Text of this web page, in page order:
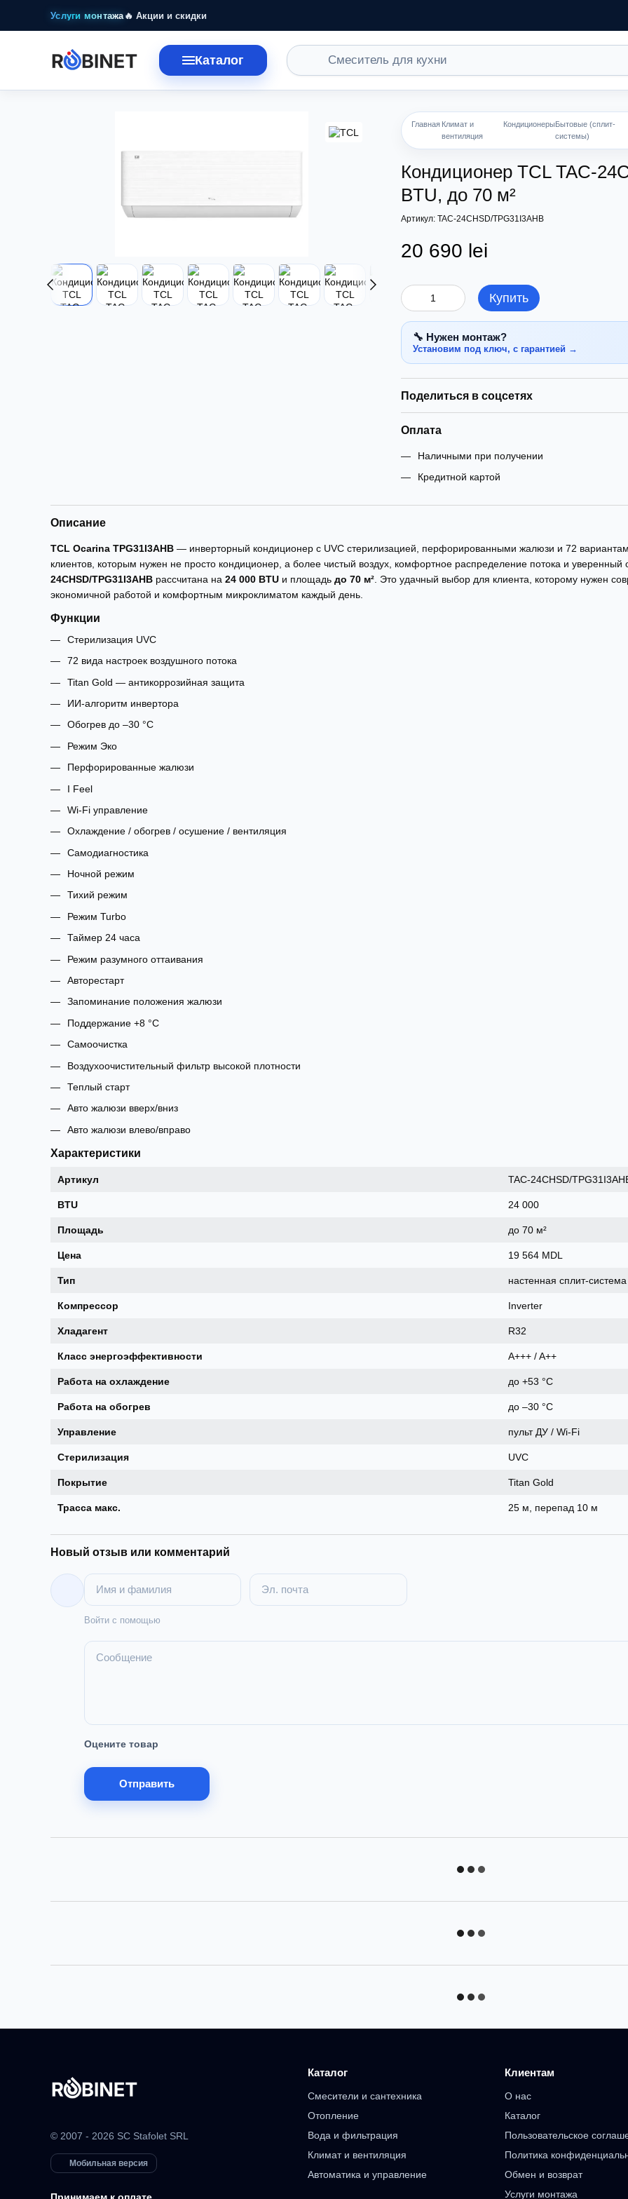
Перейти к основному контенту
Услуги монтажа 🔥 Акции и скидки
Каталог
Главная Климат и
вентиляция
КондиционерыБытовые (сплит-
системы)
Кондиционер TCL TAC-
BTU, до 70 м²
Артикул: TAC-24CHSD/TPG31I3AHB
20 690 lei
Купить
🔧 Нужен монтаж?
Установим под ключ, с гарантией →
Поделиться в соцсетях
Оплата
Наличными при получении
Кредитной картой
Описание
TCL Ocarina TPG31I3AHB — инверторный кондиционер с UVC стерилизацией, перфорированными жалюзи и 72
клиентов, которым нужен не просто кондиционер, а более чистый воздух, комфортное распределение потока и
24CHSD/TPG31I3AHB рассчитана на 24 000 BTU и площадь до 70 м² . Это удачный выбор для клиента, которому нужен
экономичной работой и комфортным микроклиматом каждый день.
Функции
Стерилизация UVC
72 вида настроек воздушного потока
Titan Gold — антикоррозийная защита
ИИ-алгоритм инвертора
Обогрев до –30 °C
Режим Эко
Перфорированные жалюзи
I Feel
Wi‑Fi управление
Охлаждение / обогрев / осушение / вентиляция
Самодиагностика
Ночной режим
Тихий режим
Режим Turbo
Таймер 24 часа
Режим разумного оттаивания
Авторестарт
Запоминание положения жалюзи
Поддержание +8 °C
Самоочистка
Воздухоочистительный фильтр высокой плотности
Теплый старт
Авто жалюзи вверх/вниз
Авто жалюзи влево/вправо
Характеристики
Артикул TAC-24CHSD/
BTU 24 000
Площадь до 70 м²
Цена 19 564 MDL
Тип настенная сплит-система
Компрессор Inverter
Хладагент R32
Класс энергоэффективности A+++ / A++
Работа на охлаждение до +53 °C
Работа на обогрев до –30 °C
Управление пульт ДУ / Wi‑Fi
Стерилизация UVC
Покрытие Titan Gold
Трасса макс. 25 м, перепад 10 м
Новый отзыв или комментарий
Войти с помощью
Оцените товар
Отправить
© 2007 - 2026 SC Stafolet SRL
Мобильная версия
Каталог
Смесители и сантехника
Отопление
Вода и фильтрация
Климат и вентиляция
Автоматика и управление
Клиентам
О нас
Каталог
Пользовательское
Политика
Обмен и возврат
Услуги монтажа